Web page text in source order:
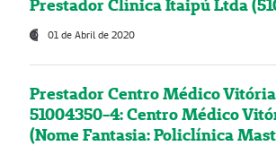
Prestador Clínica Itaipú Ltda
01 de Abril de 2020
Prestador Centro Médico
51004350-4: Centro Médico
(Nome Fantasia: Policlínica